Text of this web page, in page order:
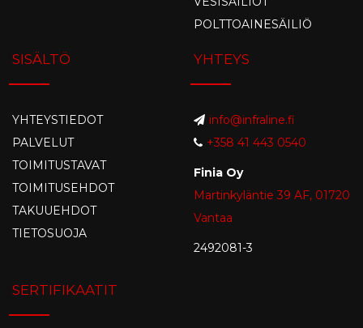
POLTTOAINESÄILIÖ
SISÄLTÖ
YHTEYSTIEDOT
PALVELUT
TOIMITUSTAVAT
TOIMITUSEHDOT
TAKUUEHDOT
TIETOSUOJA
YHTEYS
info@infraline.fi
+358 41 443 0540
Finia Oy
Martinkyläntie 39 AF, 01720
Vantaa
2492081-3
SERTIFIKAATIT